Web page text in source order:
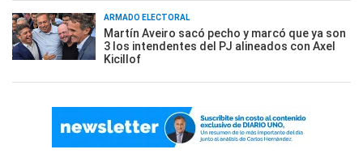
ARMADO ELECTORAL
Martín Aveiro sacó pecho y marcó que ya son
3 los intendentes del PJ alineados con Axel
Kicillof